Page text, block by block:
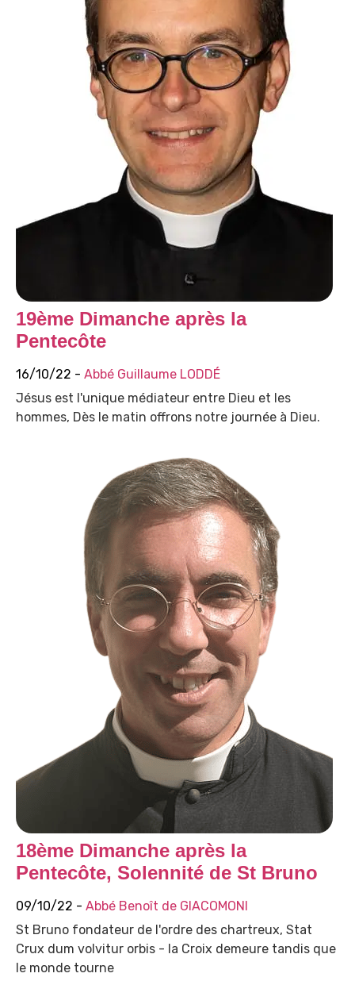
19ème Dimanche après la
Pentecôte
16/10/22 - Abbé Guillaume LODDÉ
Jésus est l'unique médiateur entre Dieu et les
hommes, Dès le matin offrons notre journée à Dieu.
18ème Dimanche après la
Pentecôte, Solennité de St Bruno
09/10/22 - Abbé Benoît de GIACOMONI
St Bruno fondateur de l'ordre des chartreux, Stat
Crux dum volvitur orbis - la Croix demeure tandis que
le monde tourne